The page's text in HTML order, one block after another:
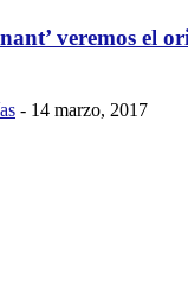
veremos el
- 14 marzo, 2017